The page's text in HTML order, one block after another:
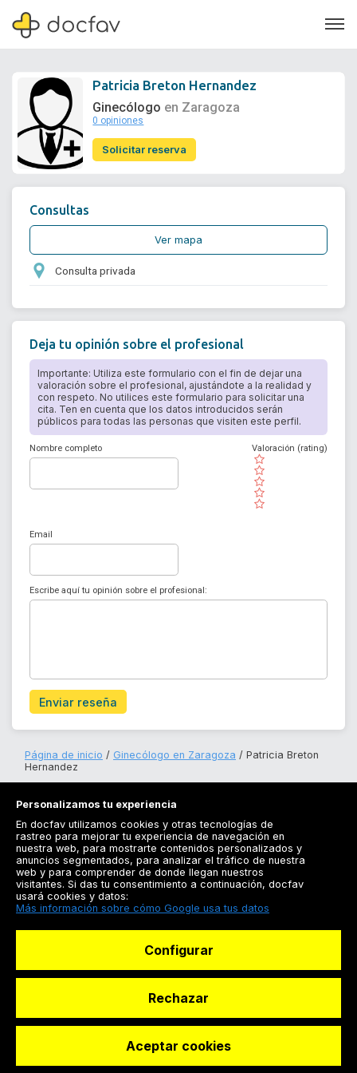
Soporte
Patricia Breton Hernandez
Ginecólogo en Zaragoza
0 opiniones
Solicitar reserva
Solicitar reserva
Consultas
Ver mapa
Consulta privada
Deja tu opinión sobre el profesional
Importante: Utiliza este formulario con el fin de dejar una
valoración sobre el profesional, ajustándote a la realidad y
con respeto. No utilices este formulario para solicitar una
cita. Ten en cuenta que los datos introducidos serán
públicos para todas las personas que visiten este perfil.
Nombre completo
( )
( )
( )
( )
( )
Valoración (rating)
Email
Escribe aquí tu opinión sobre el profesional:
Enviar reseña
Página de inicio Ginecólogo en Zaragoza
Patricia Breton
Hernandez
Registrarse
Docfav
© Dashboard Technologies S.L
Personalizamos tu experiencia
En docfav utilizamos cookies y otras tecnologías de
rastreo para mejorar tu experiencia de navegación en
nuestra web, para mostrarte contenidos personalizados y
anuncios segmentados, para analizar el tráfico de nuestra
web y para comprender de donde llegan nuestros
visitantes. Si das tu consentimiento a continuación, docfav
usará cookies y datos:
Más información sobre cómo Google usa tus datos
Configurar
Rechazar
Aceptar cookies